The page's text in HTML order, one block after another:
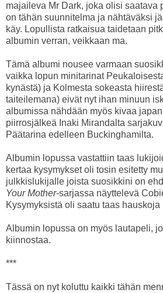
majaileva Mr Dark, joka olisi saatava
on tähän suunnitelma ja nähtäväksi
käy. Lopullista ratkaisua taidetaan
albumin verran, veikkaan ma.
Tämä albumi nousee varmaan
vaikka lopun minitarinat
kynästä) ja Kolmesta sokeasta
taiteilemana) eivät nyt ihan minuun
albumissa nähdään myös kivaa
piirrosjälkeä Inaki Mirandalta
Päätarina edelleen Buckinghamilta.
Albumin lopussa vastattiin taas
kertaa kysymykset oli tosin esitetty
julkkislukijalle joista suosikkini on
Your Mother-sarjassa näyttelevä
Kysymyksistä oli saatu taas hauskoja
Albumin lopussa on myös lautapeli,
kiinnostaa.
***
Tässä on nyt koluttu kaikki tähän